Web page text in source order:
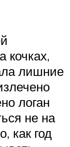
кочках,
лишние
логан
не на
как год